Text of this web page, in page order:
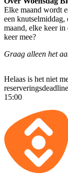
Elke maand wordt
een
maand, elke keer
keer mee?
Graag alleen het
Helaas is het niet
15:00